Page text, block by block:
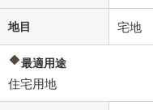
地目 宅地
最適用途
住宅用地